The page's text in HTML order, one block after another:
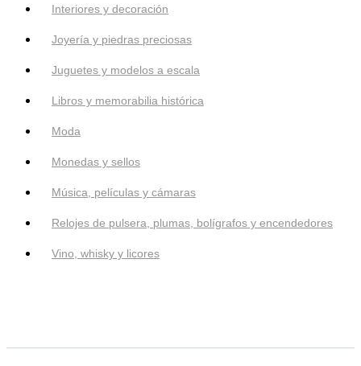
Interiores y decoración
Joyería y piedras preciosas
Juguetes y modelos a escala
Libros y memorabilia histórica
Moda
Monedas y sellos
Música, películas y cámaras
Relojes de pulsera, plumas, bolígrafos y encendedores
Vino, whisky y licores